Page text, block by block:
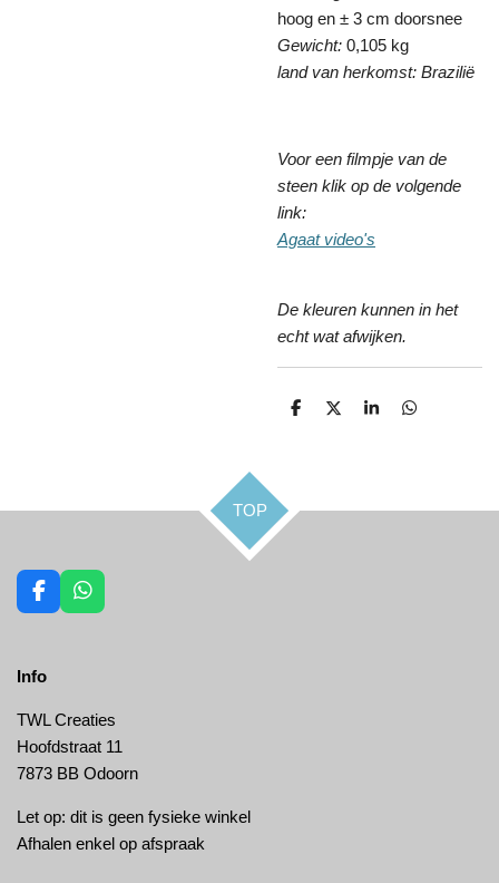
hoog en ± 3 cm doorsnee
Gewicht: 0,105 kg
land van herkomst: Brazilië
Voor een filmpje van de
steen klik op de volgende
link:
Agaat video's
De kleuren kunnen in het
echt wat afwijken.
D
D
S
D
TOP
F
a
b
o
k
W
h
p
p
Info
TWL Creaties
Hoofdstraat 11
7873 BB Odoorn
Let op: dit is geen fysieke winkel
Afhalen enkel op afspraak